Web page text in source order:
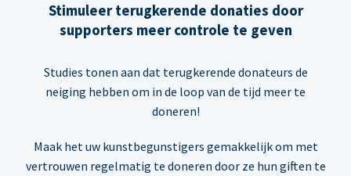
Stimuleer terugkerende donaties door
supporters meer controle te geven
Studies tonen aan dat terugkerende donateurs de
neiging hebben om in de loop van de tijd meer te
doneren!
Maak het uw kunstbegunstigers gemakkelijk om met
vertrouwen regelmatig te doneren door ze hun giften te